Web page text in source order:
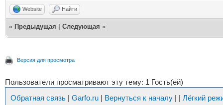
Website Найти
« Предыдущая Следующая »
Версия для просмотра
Пользователи просматривают эту тему: 1 Гость(ей)
Обратная связь | Garfo.ru | Вернуться к началу | | Лёгкий